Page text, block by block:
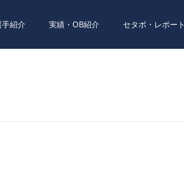
紹介 実績・OB紹介 セタボ・レポート